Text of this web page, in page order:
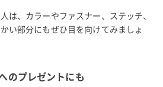
は、カラーやファスナー、ステッチ、
い部分にもぜひ目を向けてみましょ
のプレゼントにも